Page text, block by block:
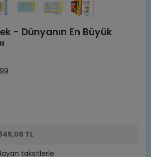
- Dünyanın En Büyük
TL
taksitlerle